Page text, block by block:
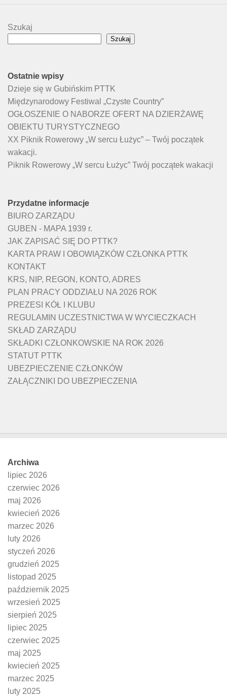
Szukaj
Szukaj
Ostatnie wpisy
Dzieje się w Gubińskim PTTK
Międzynarodowy Festiwal „Czyste Country”
OGŁOSZENIE O NABORZE OFERT NA DZIERŻAWĘ
OBIEKTU TURYSTYCZNEGO
XX Piknik Rowerowy „W sercu Łużyc” – Twój początek
wakacji.
Piknik Rowerowy „W sercu Łużyc” Twój początek wakacji
Przydatne informacje
BIURO ZARZĄDU
GUBEN - MAPA 1939 r.
JAK ZAPISAĆ SIĘ DO PTTK?
KARTA PRAW I OBOWIĄZKÓW CZŁONKA PTTK
KONTAKT
KRS, NIP, REGON, KONTO, ADRES
PLAN PRACY ODDZIAŁU NA 2026 ROK
PREZESI KÓŁ I KLUBU
REGULAMIN UCZESTNICTWA W WYCIECZKACH
SKŁAD ZARZĄDU
SKŁADKI CZŁONKOWSKIE NA ROK 2026
STATUT PTTK
UBEZPIECZENIE CZŁONKÓW
ZAŁĄCZNIKI DO UBEZPIECZENIA
Archiwa
lipiec 2026
czerwiec 2026
maj 2026
kwiecień 2026
marzec 2026
luty 2026
styczeń 2026
grudzień 2025
listopad 2025
październik 2025
wrzesień 2025
sierpień 2025
lipiec 2025
czerwiec 2025
maj 2025
kwiecień 2025
marzec 2025
luty 2025